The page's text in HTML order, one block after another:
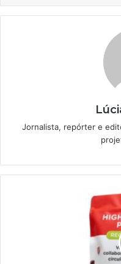
Jornalista, repórter e